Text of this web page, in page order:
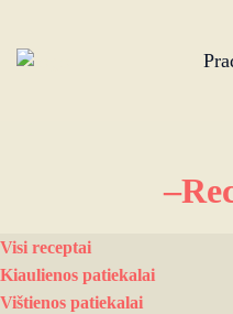
Visi receptai
Kiaulienos patiekalai
Vištienos patiekalai